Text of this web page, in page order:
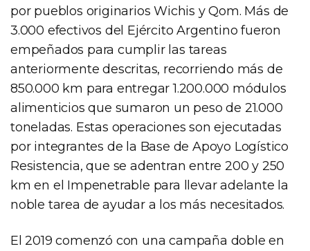
por pueblos originarios Wichis y Qom. Más de
3.000 efectivos del Ejército Argentino fueron
empeñados para cumplir las tareas
anteriormente descritas, recorriendo más de
850.000 km para entregar 1.200.000 módulos
alimenticios que sumaron un peso de 21.000
toneladas. Estas operaciones son ejecutadas
por integrantes de la Base de Apoyo Logístico
Resistencia, que se adentran entre 200 y 250
km en el Impenetrable para llevar adelante la
noble tarea de ayudar a los más necesitados.
El 2019 comenzó con una campaña doble en